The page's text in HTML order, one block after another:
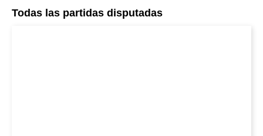
Todas las partidas disputadas